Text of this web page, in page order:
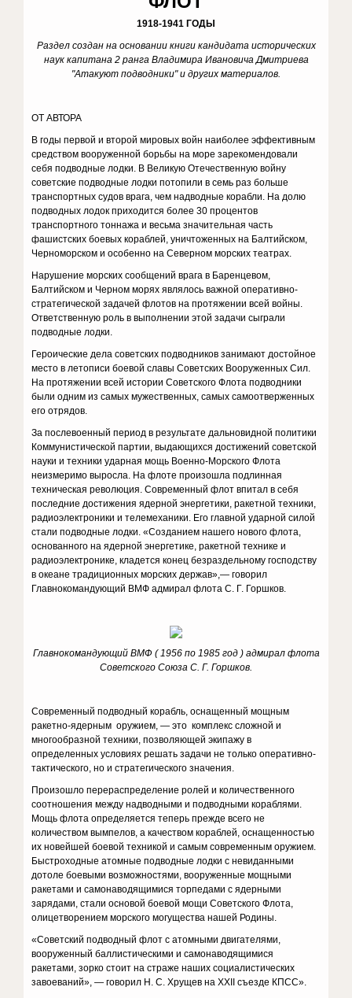
1918-1941 ГОДЫ
Раздел создан на основании книги кандидата исторических
наук капитана 2 ранга Владимира Ивановича Дмитриева
"Атакуют подводники" и других материалов.
ОТ АВТОРА
В годы первой и второй мировых войн наиболее эффективным
средством вооруженной борьбы на море зарекомендовали
себя подводные лодки. В Великую Отечественную войну
советские подводные лодки потопили в семь раз больше
транспортных судов врага, чем надводные корабли. На долю
подводных лодок приходится более 30 процентов
транспортного тоннажа и весьма значительная часть
фашистских боевых кораблей, уничтоженных на Балтийском,
Черноморском и особенно на Северном морских театрах.
Нарушение морских сообщений врага в Баренцевом,
Балтийском и Черном морях являлось важной оперативно-
стратегической задачей флотов на протяжении всей войны.
Ответственную роль в выполнении этой задачи сыграли
подводные лодки.
Героические дела советских подводников занимают достойное
место в летописи боевой славы Советских Вооруженных Сил.
На протяжении всей истории Советского Флота подводники
были одним из самых мужественных, самых самоотверженных
его отрядов.
За послевоенный период в результате дальновидной политики
Коммунистической партии, выдающихся достижений советской
науки и техники ударная мощь Военно-Морского Флота
неизмеримо выросла. На флоте произошла подлинная
техническая революция. Современный флот впитал в себя
последние достижения ядерной энергетики, ракетной техники,
радиоэлектроники и телемеханики. Его главной ударной силой
стали подводные лодки. «Созданием нашего нового флота,
основанного на ядерной энергетике, ракетной технике и
радиоэлектронике, кладется конец безраздельному господству
в океане традиционных морских держав»,— говорил
Главнокомандующий ВМФ адмирал флота С. Г. Горшков.
Главнокомандующий ВМФ ( 1956 по 1985 год ) адмирал флота
Советского Союза С. Г. Горшков.
Современный подводный корабль, оснащенный мощным
ракетно-ядерным оружием, — это комплекс сложной и
многообразной техники, позволяющей экипажу в
определенных условиях решать задачи не только оперативно-
тактического, но и стратегического значения.
Произошло перераспределение ролей и количественного
соотношения между надводными и подводными кораблями.
Мощь флота определяется теперь прежде всего не
количеством вымпелов, а качеством кораблей, оснащенностью
их новейшей боевой техникой и самым современным оружием.
Быстроходные атомные подводные лодки с невиданными
дотоле боевыми возможностями, вооруженные мощными
ракетами и самонаводящимися торпедами с ядерными
зарядами, стали основой боевой мощи Советского Флота,
олицетворением морского могущества нашей Родины.
«Советский подводный флот с атомными двигателями,
вооруженный баллистическими и самонаводящимися
ракетами, зорко стоит на страже наших социалистических
завоеваний», — говорил Н. С. Хрущев на XXII съезде КПСС».